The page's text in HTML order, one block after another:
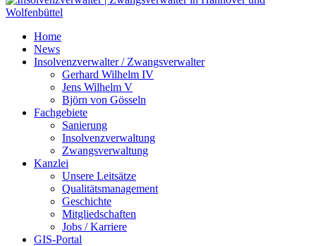
Home
News
Insolvenzverwalter / Zwangsverwalter
Gerhard Wilhelm IV
Jens Wilhelm V
Björn von Gösseln
Fachgebiete
Sanierung
Insolvenzverwaltung
Zwangsverwaltung
Kanzlei
Unsere Leitsätze
Qualitätsmanagement
Geschichte
Mitgliedschaften
Jobs / Karriere
GIS-Portal